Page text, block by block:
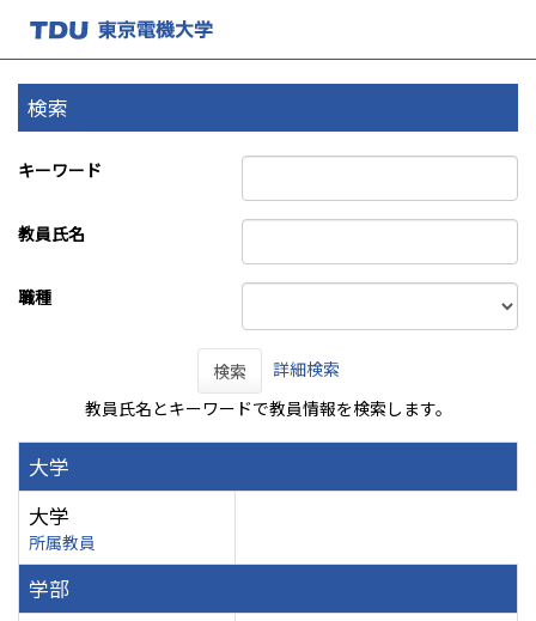
検索
キーワード
教員氏名
職種
検索
詳細検索
教員氏名とキーワードで教員情報を検索します。
大学
大学
所属教員
学部